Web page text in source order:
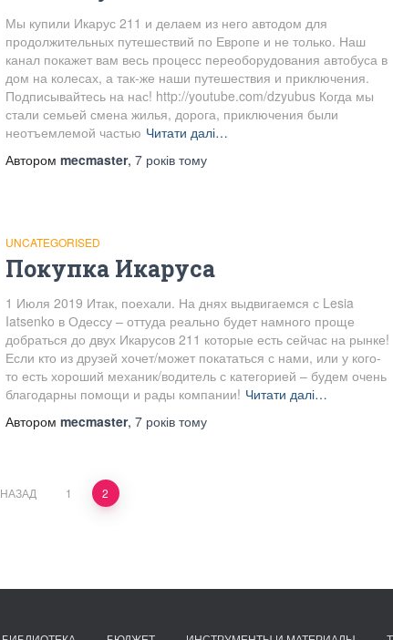
Мы купили Икарус 211 и делаем из него автодом для
продолжительных путешествий по Европе и не только. Наш
канал покажет вам весь процесс переоборудования автобуса в
дом на колесах, а так-же наши путешествия и приключения.
Подписывайтесь на нас! http://youtube.com/dzyubus Когда мы
стали семьей смена жилья, дорога, приключения были
неотъемлемой частью Читати далі…
Автором mecmaster, 7 років тому
UNCATEGORISED
Покупка Икаруса
1 Июля 2019 Итак, поехали. На днях выдвигаемся с Lesia
Iatsenko в Одессу – оттуда реально будет намного проще
добраться до двух Икарусов 211 которые есть сейчас на рынке!
Если кто из друзей хочет/может покататься с нами, или у кого-
то есть хороший механик/водитель с категорией – будем очень
благодарны помощи и рады компании! Читати далі…
Автором mecmaster, 7 років тому
НАЗАД 1 2